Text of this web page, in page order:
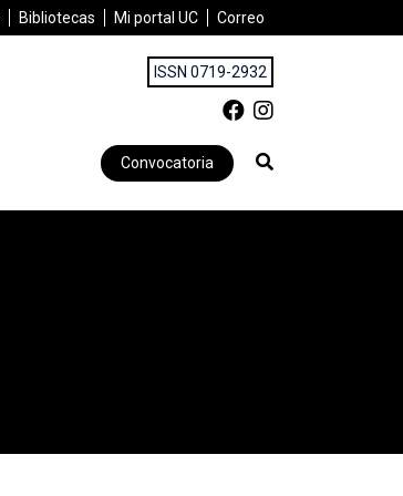
Bibliotecas Mi portal UC Correo
ISSN 0719-2932
Convocatoria